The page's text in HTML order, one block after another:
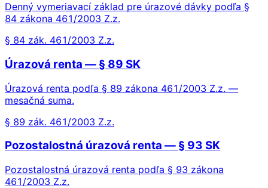
Denný vymeriavací základ pre úrazové dávky podľa §
84 zákona 461/2003 Z.z.
§ 84 zák. 461/2003 Z.z.
Úrazová renta — § 89 SK
Úrazová renta podľa § 89 zákona 461/2003 Z.z. —
mesačná suma.
§ 89 zák. 461/2003 Z.z.
Pozostalostná úrazová renta — § 93 SK
Pozostalostná úrazová renta podľa § 93 zákona
461/2003 Z.z.